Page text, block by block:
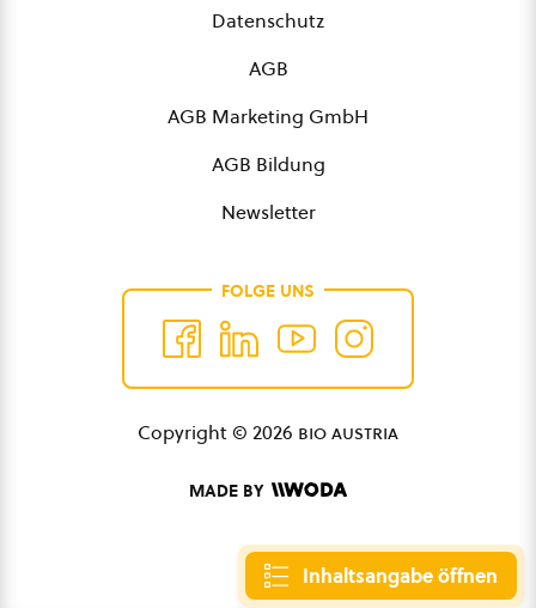
Inhaltsangabe öffnen
Datenschutz
AGB
AGB Marketing GmbH
AGB Bildung
Newsletter
FOLGE UNS
Copyright © 2026 bio austria
MADE BY